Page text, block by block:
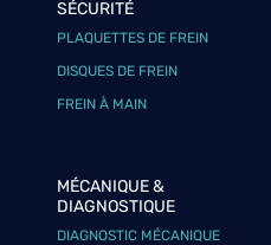
SÉCURITÉ
PLAQUETTES DE FREIN
DISQUES DE FREIN
FREIN À MAIN
MÉCANIQUE &
DIAGNOSTIQUE
DIAGNOSTIC MÉCANIQUE